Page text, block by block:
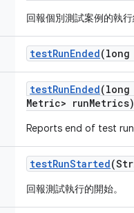
回報個別測試案例的執行
testRunEnded(long
testRunEnded(long
Metric> runMetrics)
Reports end of test
testRunStarted
回報測試執行的開始。